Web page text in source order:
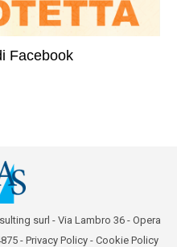
Facebook
surl - Via Lambro 36 - Opera
- Privacy Policy - Cookie Policy